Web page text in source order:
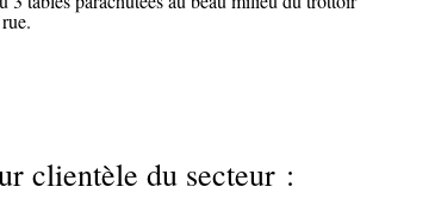
clientèle du secteur :